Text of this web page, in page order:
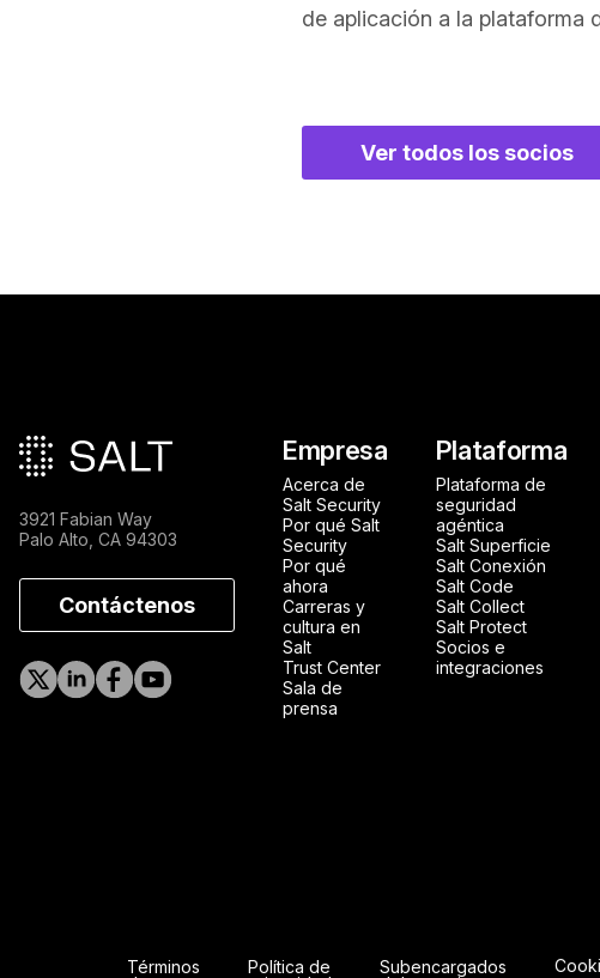
de aplicación a la plataforma
Ver todos los socios
Pie de página principal
3921 Fabian Way
Palo Alto, CA 94303
Contáctenos
Empresa
Acerca de
Salt Security
Por qué Salt
Security
Por qué
ahora
Carreras y
cultura en
Salt
Trust Center
Sala de
prensa
Plataforma
Plataforma de
seguridad
agéntica
Salt Superficie
Salt Conexión
Salt Code
Salt Collect
Salt Protect
Socios e
integraciones
Términos
Política de
Subencargados